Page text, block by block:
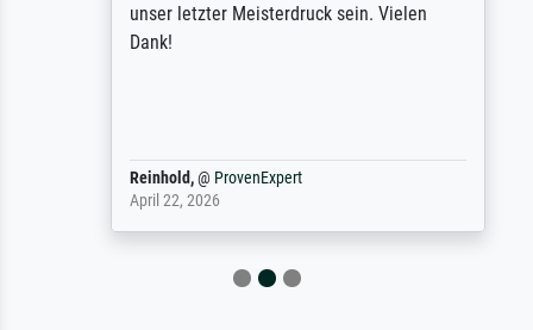
unser letzter Meisterdruck sein. Vielen
Dank!
Reinhold,@ProvenExpert
April 22, 2026